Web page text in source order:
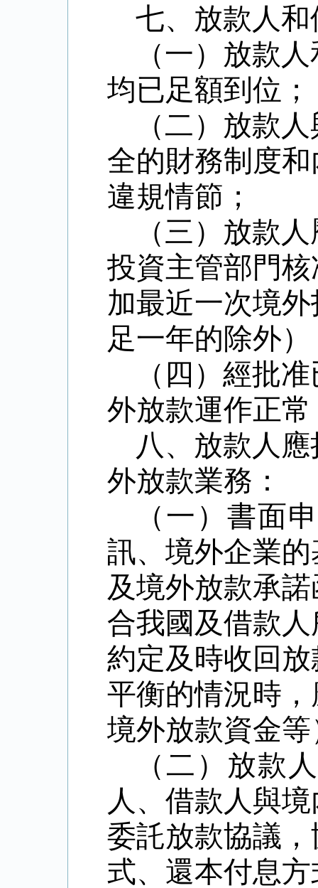
七、放款人
（一）放款
均已足額到位；
（二）放款
全的財務制度
違規情節；
（三）放款
投資主管部門
加最近一次境
足一年的除外）
（四）經批
外放款運作正
八、放款人
外放款業務：
（一）書面
訊、境外企業
及境外放款承
合我國及借款
約定及時收回
平衡的情況時
境外放款資金
（二）放款
人、借款人與
委託放款協議
式、還本付息